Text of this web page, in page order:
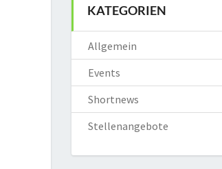
KATEGORIEN
Allgemein
Events
Shortnews
Stellenangebote